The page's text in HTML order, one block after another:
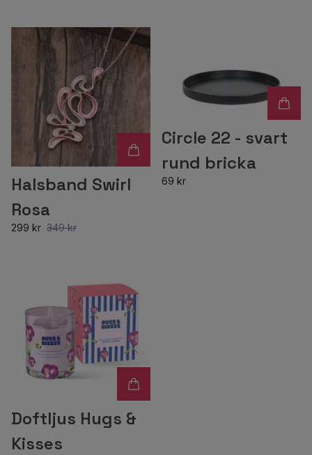
Halsband Swirl
Rosa
299 kr 349 kr
Circle 22 - svart
rund bricka
69 kr
Doftljus Hugs &
Kisses